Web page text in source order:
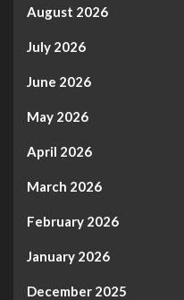
August 2026
July 2026
June 2026
May 2026
April 2026
March 2026
February 2026
January 2026
December 2025